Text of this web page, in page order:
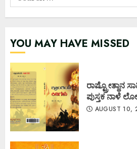
for:
YOU MAY HAVE MISSED
ರಾಷ್ಟ್ರೋತ್ಥಾನ
ಪುಸ್ತಕ ನಾಳೆ
AUGUST 10,